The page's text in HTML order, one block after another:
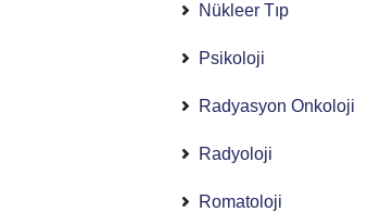
Nükleer Tıp
Psikoloji
Radyasyon Onkoloji
Radyoloji
Romatoloji